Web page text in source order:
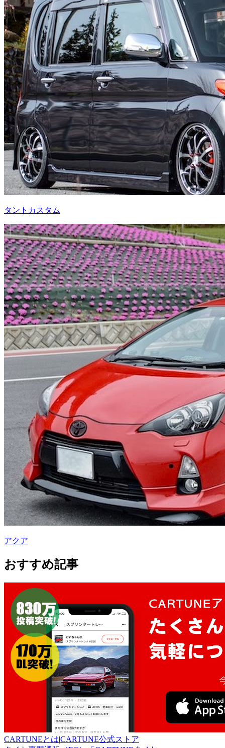
タントカスタム
アクア
おすすめ記事
CARTUNEとは|CARTUNE公式ストア